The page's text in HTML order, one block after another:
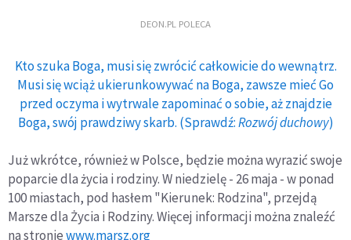
DEON.PL POLECA
Kto szuka Boga, musi się zwrócić całkowicie do wewnątrz.
Musi się wciąż ukierunkowywać na Boga, zawsze mieć Go
przed oczyma i wytrwale zapominać o sobie, aż znajdzie
Boga, swój prawdziwy skarb. (Sprawdź:Rozwój duchowy)
Już wkrótce, również w Polsce, będzie można wyrazić swoje
poparcie dla życia i rodziny. W niedzielę - 26 maja - w ponad
100 miastach, pod hasłem "Kierunek: Rodzina", przejdą
Marsze dla Życia i Rodziny. Więcej informacji można znaleźć
na stroniewww.marsz.org